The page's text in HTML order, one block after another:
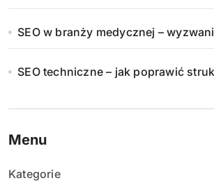
SEO w branży medycznej –
SEO techniczne – jak poprawić
Menu
Kategorie